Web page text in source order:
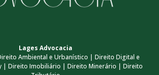
Lages Advocacia
Ambiental e Urbanístico | Direito Digital e
| Direito Imobiliário | Direito Minerário | Direito